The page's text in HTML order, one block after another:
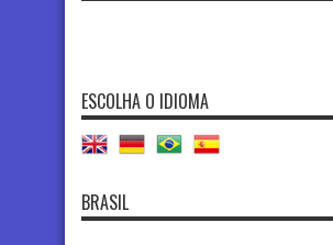
ESCOLHA O IDIOMA
BRASIL